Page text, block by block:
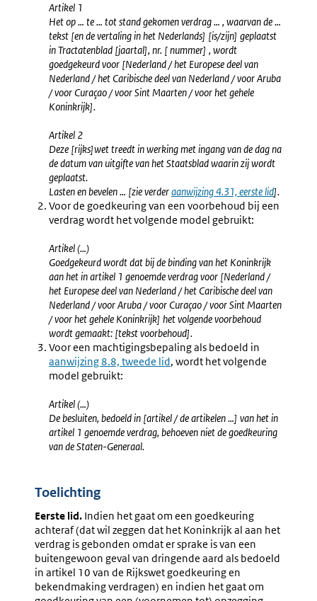
Artikel 1
Het op … te … tot stand gekomen verdrag … , waarvan de …
tekst [en de vertaling in het Nederlands] [is/zijn] geplaatst
in Tractatenblad [jaartal], nr. [ nummer] , wordt
goedgekeurd voor [Nederland / het Europese deel van
Nederland / het Caribische deel van Nederland / voor Aruba
/ voor Curaçao / voor Sint Maarten / voor het gehele
Koninkrijk].
Artikel 2
Deze [rijks]wet treedt in werking met ingang van de dag na
de datum van uitgifte van het Staatsblad waarin zij wordt
geplaatst.
Lasten en bevelen … [zie verderaanwijzing 4.31, eerste lid].
Voor de goedkeuring van een voorbehoud bij een
verdrag wordt het volgende model gebruikt:
Artikel (…)
Goedgekeurd wordt dat bij de binding van het Koninkrijk
aan het in artikel 1 genoemde verdrag voor [Nederland /
het Europese deel van Nederland / het Caribische deel van
Nederland / voor Aruba / voor Curaçao / voor Sint Maarten
/ voor het gehele Koninkrijk] het volgende voorbehoud
wordt gemaakt: [tekst voorbehoud].
Voor een machtigingsbepaling als bedoeld in
aanwijzing 8.8, tweede lid, wordt het volgende
model gebruikt:
Artikel (…)
De besluiten, bedoeld in [artikel / de artikelen …] van het in
artikel 1 genoemde verdrag, behoeven niet de goedkeuring
van de Staten-Generaal.
Toelichting
Eerste lid. Indien het gaat om een goedkeuring
achteraf (dat wil zeggen dat het Koninkrijk al aan het
verdrag is gebonden omdat er sprake is van een
buitengewoon geval van dringende aard als bedoeld
in artikel 10 van de Rijkswet goedkeuring en
bekendmaking verdragen) en indien het gaat om